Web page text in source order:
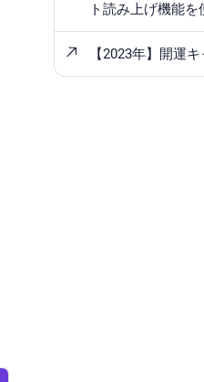
ト読み上げ機能
【2023年】開運